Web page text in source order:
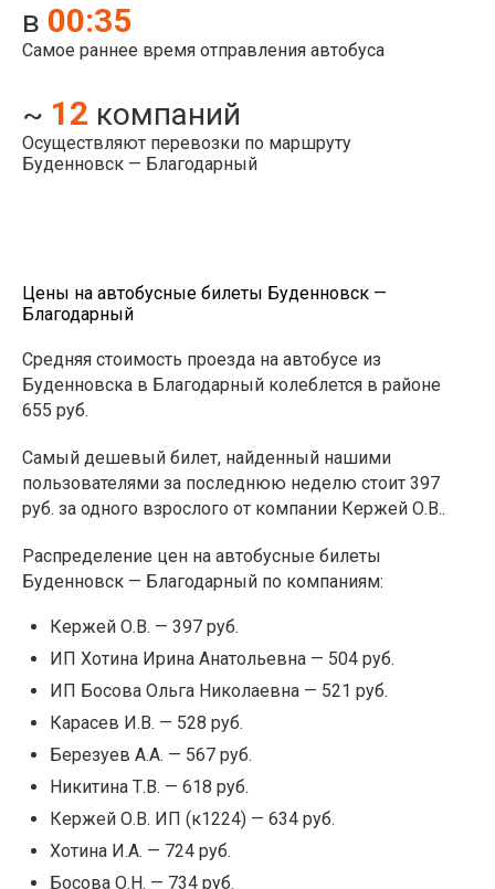
в 00:35
Самое раннее время отправления автобуса
~ 12 компаний
Осуществляют перевозки по маршруту
Буденновск — Благодарный
Цены на автобусные билеты Буденновск —
Благодарный
Средняя стоимость проезда на автобусе из
Буденновска в Благодарный колеблется в районе
655 руб.
Самый дешевый билет, найденный нашими
пользователями за последнюю неделю стоит 397
руб. за одного взрослого от компании Кержей О.В..
Распределение цен на автобусные билеты
Буденновск — Благодарный по компаниям:
Кержей О.В. — 397 руб.
ИП Хотина Ирина Анатольевна — 504 руб.
ИП Босова Ольга Николаевна — 521 руб.
Карасев И.В. — 528 руб.
Березуев А.А. — 567 руб.
Никитина Т.В. — 618 руб.
Кержей О.В. ИП (к1224) — 634 руб.
Хотина И.А. — 724 руб.
Босова О.Н. — 734 руб.